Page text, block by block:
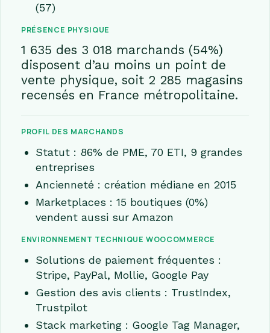
(57)
PRÉSENCE PHYSIQUE
1 635 des 3 018 marchands (54%)
disposent d’au moins un point de
vente physique, soit 2 285 magasins
recensés en France métropolitaine.
PROFIL DES MARCHANDS
Statut : 86% de PME, 70 ETI, 9 grandes
entreprises
Ancienneté : création médiane en 2015
Marketplaces : 15 boutiques (0%)
vendent aussi sur Amazon
ENVIRONNEMENT TECHNIQUE WOOCOMMERCE
Solutions de paiement fréquentes :
Stripe, PayPal, Mollie, Google Pay
Gestion des avis clients : TrustIndex,
Trustpilot
Stack marketing : Google Tag Manager,